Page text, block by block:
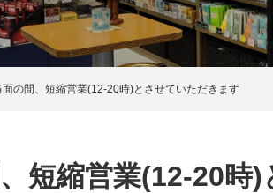
面の間、短縮営業(12-20時)とさせていただきます
短縮営業(12-20時